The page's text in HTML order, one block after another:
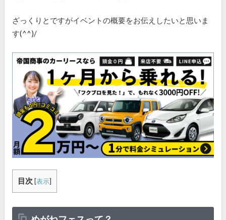
ざっくりとですがイベントの概要をお伝えしたいと思いま
す(^^)/
目次 [表示]